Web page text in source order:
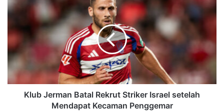
Klub Jerman Batal Rekrut Striker Israel setelah
Mendapat Kecaman Penggemar